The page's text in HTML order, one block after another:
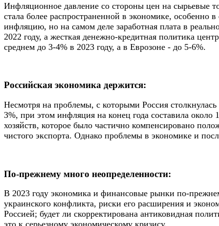
Инфляционное давление со стороны цен на сырьевые
стала более распространенной в экономике, особенно
инфляцию, но на самом деле заработная плата в
2022 году, а жесткая денежно-кредитная политика
среднем до 3-4% в 2023 году, а в Еврозоне - до 5-6%.
Российская экономика держится:
Несмотря на проблемы, с которыми Россия
3%, при этом инфляция на конец года составила
хозяйств, которое было частично компенсировано
чистого экспорта. Однако проблемы в экономике и
По-прежнему много неопределенности:
В 2023 году экономика и финансовые рынки по-
украинского конфликта, риски его расширения и
Россией; будет ли скорректирована антиковидная